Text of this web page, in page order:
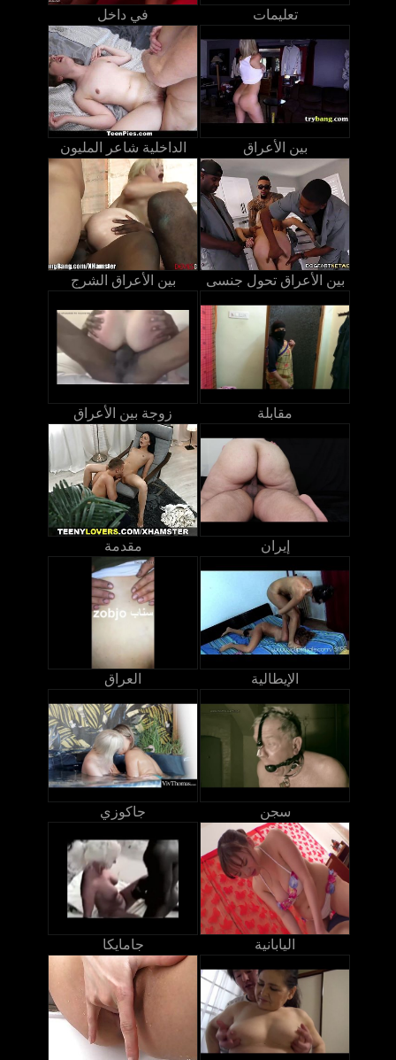
في داخل تعليمات
الداخلية شاعر المليون بين الأعراق
بين الأعراق الشرج بين الأعراق تحول جنسى
زوجة بين الأعراق مقابلة
مقدمة إيران
العراق الإيطالية
جاكوزي سجن
جامايكا اليابانية